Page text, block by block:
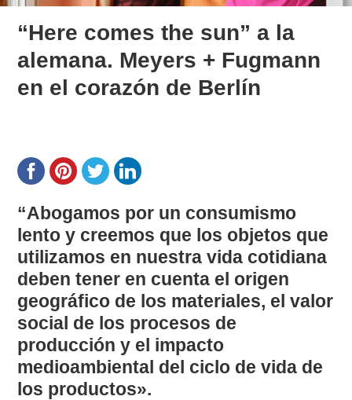
“Here comes the sun” a la
alemana. Meyers + Fugmann
en el corazón de Berlín
“Abogamos por un consumismo
lento y creemos que los objetos que
utilizamos en nuestra vida cotidiana
deben tener en cuenta el origen
geográfico de los materiales, el valor
social de los procesos de
producción y el impacto
medioambiental del ciclo de vida de
los productos».